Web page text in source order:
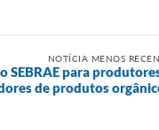
NOTÍCIA MENOS
SEBRAE para
de produtos